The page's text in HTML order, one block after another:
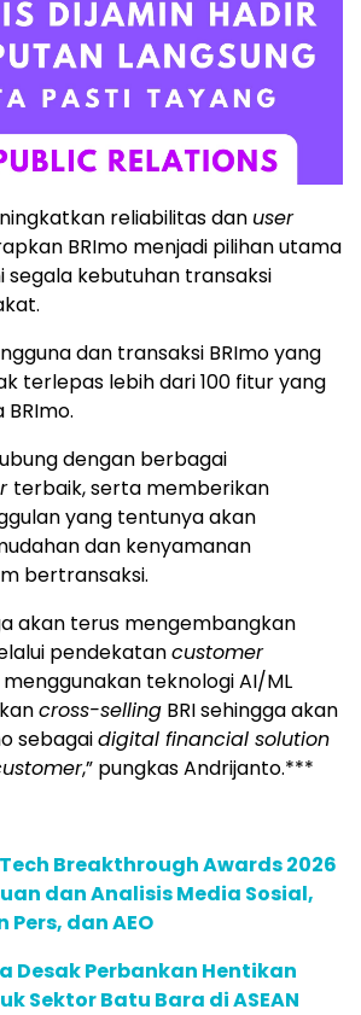
reliabilitas dan user
BRImo menjadi pilihan utama
segala kebutuhan transaksi
dan transaksi BRImo yang
terlepas lebih dari 100 fitur yang
dengan berbagai
terbaik, serta memberikan
yang tentunya akan
dan kenyamanan
bertransaksi.
akan terus mengembangkan
pendekatancustomer
teknologi AI/ML
cross-selling BRI sehingga akan
sebagaidigital financial solution
,” pungkas Andrijanto.***
Breakthrough Awards 2026
dan Analisis Media Sosial,
dan AEO
Desak Perbankan Hentikan
Sektor Batu Bara di ASEAN